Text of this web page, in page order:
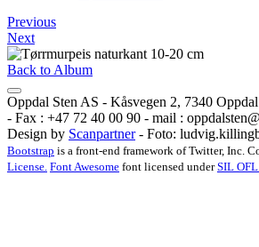
Previous
Next
Back to Album
Oppdal Sten AS - Kåsvegen 2, 7340
- Fax : +47 72 40 00 90 - mail :
Design by Scanpartner- Foto:
Bootstrap is a front-end framework of Twitter, Inc.
License. Font Awesome font licensed underSIL